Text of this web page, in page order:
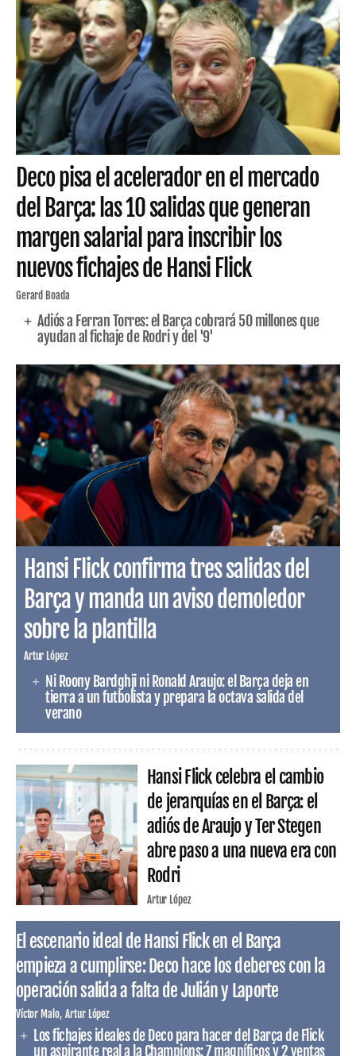
Deco pisa el acelerador en el mercado
del Barça: las 10 salidas que generan
margen salarial para inscribir los
nuevos fichajes de Hansi Flick
Gerard Boada
Adiós a Ferran Torres: el Barça cobrará 50 millones que
ayudan al fichaje de Rodri y del '9'
Hansi Flick confirma tres salidas del
Barça y manda un aviso demoledor
sobre la plantilla
Artur López
Ni Roony Bardghji ni Ronald Araujo: el Barça deja en
tierra a un futbolista y prepara la octava salida del
verano
Hansi Flick celebra el cambio
de jerarquías en el Barça: el
adiós de Araujo y Ter Stegen
abre paso a una nueva era con
Rodri
Artur López
El escenario ideal de Hansi Flick en el Barça
empieza a cumplirse: Deco hace los deberes con la
operación salida a falta de Julián y Laporte
Víctor Malo Artur López
Los fichajes ideales de Deco para hacer del Barça de Flick
un aspirante real a la Champions: 7 magníficos y 2 ventas